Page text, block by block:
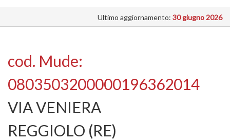
INTERVENTI
SI
Ultimo aggiornamento: 30 giugno 2026
cod. Mude:
0803503200000196362014
VIA VENIERA
REGGIOLO (RE)